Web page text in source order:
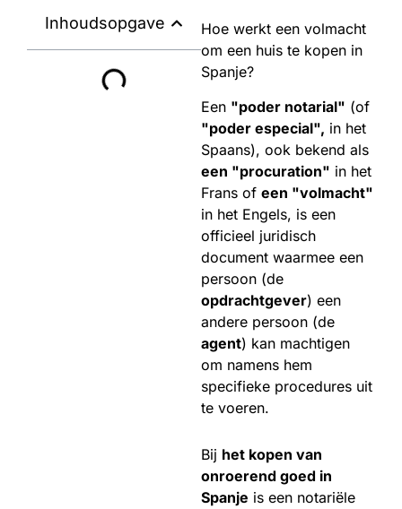
Inhoudsopgave
Hoe werkt een volmacht
om een huis te kopen in
Spanje?
Een "poder notarial" (of
"poder especial", in het
Spaans), ook bekend als
een "procuration" in het
Frans of een "volmacht"
in het Engels, is een
officieel juridisch
document waarmee een
persoon (de
opdrachtgever) een
andere persoon (de
agent) kan machtigen
om namens hem
specifieke procedures uit
te voeren.
Bij het kopen van
onroerend goed in
Spanje is een notariële